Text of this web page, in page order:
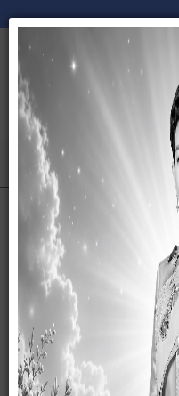
ร่วมเป็นส่วนหนึ่งในนโยบาย ป้องกัน
องค์การบริหารส่วนตำบลละเวี้ยปร